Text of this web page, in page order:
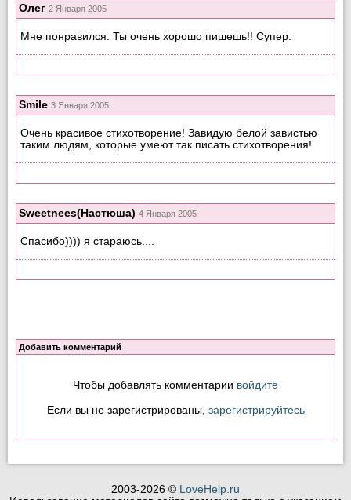
Олег 2 Января 2005
Мне понравился. Ты очень хорошо пишешь!! Супер.
Smile 3 Января 2005
Очень красивое стихотворение! Завидую белой завистью
таким людям, которые умеют так писать стихотворения!
Sweetnees(Настюша) 4 Января 2005
Спасибо)))) я стараюсь....
Добавить комментарий
Чтобы добавлять комментарии войдите
Если вы не зарегистрированы, зарегистрируйтесь
2003-2026 © LoveHelp.ru